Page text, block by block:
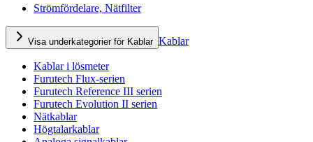
Strömfördelare, Nätfilter
Visa underkategorier för Kablar Kablar
Kablar i lösmeter
Furutech Flux-serien
Furutech Reference III serien
Furutech Evolution II serien
Nätkablar
Högtalarkablar